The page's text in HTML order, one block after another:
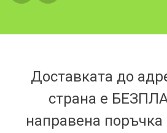
Доставката до
страна е
направена поръчка